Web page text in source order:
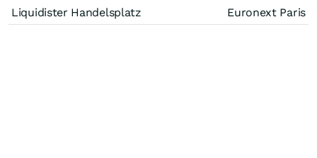
Liquidister Handelsplatz Euronext Paris